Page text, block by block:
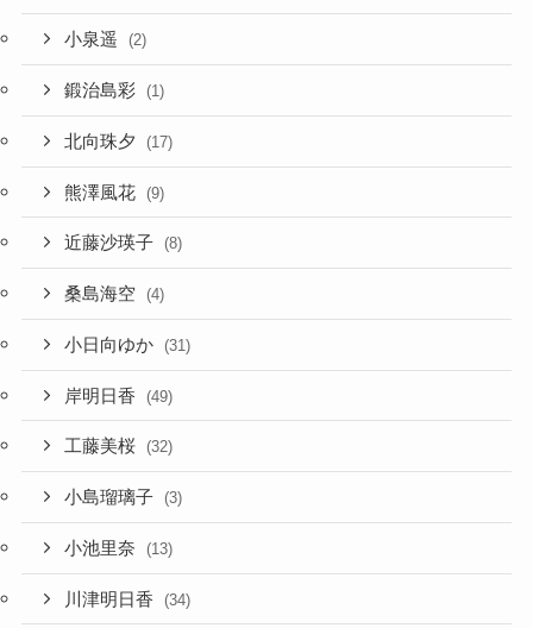
小泉遥 (2)
鍛治島彩 (1)
北向珠夕 (17)
熊澤風花 (9)
近藤沙瑛子 (8)
桑島海空 (4)
小日向ゆか (31)
岸明日香 (49)
工藤美桜 (32)
小島瑠璃子 (3)
小池里奈 (13)
川津明日香 (34)